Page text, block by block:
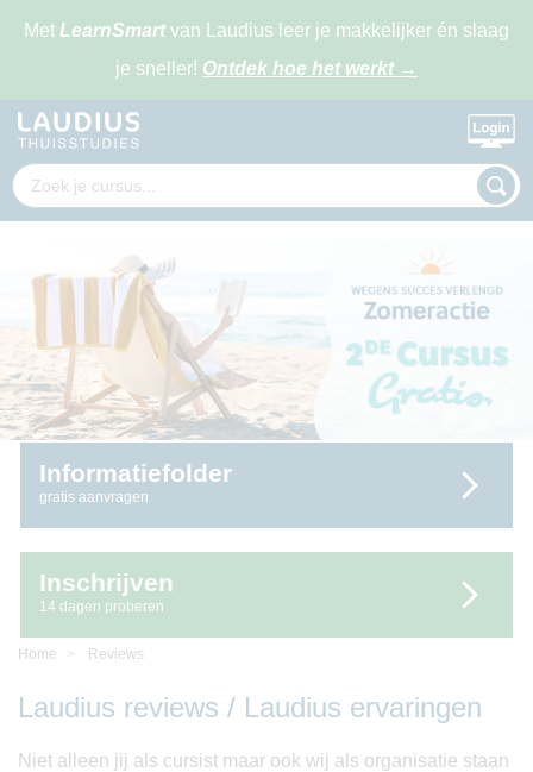
Met LearnSmartvan Laudius leer je makkelijker én slaag
je sneller! Ontdek hoe het werkt →
Informatiefolder
gratis aanvragen
Inschrijven
14 dagen proberen
Home Reviews
Laudius reviews / Laudius ervaringen
Niet alleen jij als cursist maar ook wij als organisatie staan